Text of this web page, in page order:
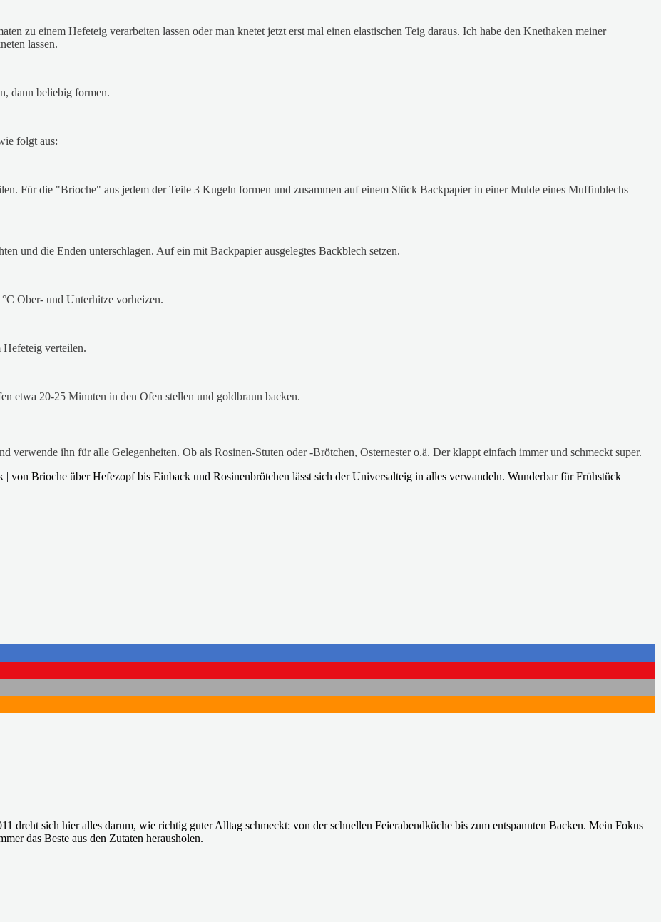
zu einem Hefeteig verarbeiten lassen oder man knetet jetzt erst mal einen elastischen Teig daraus. Ich habe den Knethaken meiner
lassen.
dann beliebig formen.
folgt aus:
Für die "Brioche" aus jedem der Teile 3 Kugeln formen und zusammen auf einem Stück Backpapier in einer Mulde eines Muffinblechs
und die Enden unterschlagen. Auf ein mit Backpapier ausgelegtes Backblech setzen.
Ober- und Unterhitze vorheizen.
verteilen.
etwa 20-25 Minuten in den Ofen stellen und goldbraun backen.
verwende ihn für alle Gelegenheiten. Ob als Rosinen-Stuten oder -Brötchen, Osternester o.ä. Der klappt einfach immer und schmeckt super.
dreht sich hier alles darum, wie richtig guter Alltag schmeckt: von der schnellen Feierabendküche bis zum entspannten Backen. Mein Fokus
das Beste aus den Zutaten herausholen.